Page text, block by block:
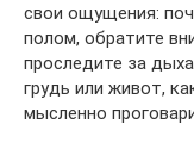
свои ощущения:
полом, обратите
проследите за
грудь или живот,
мысленно